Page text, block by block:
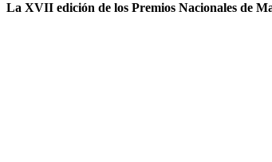
La XVII edición de los Premios Nacionales de